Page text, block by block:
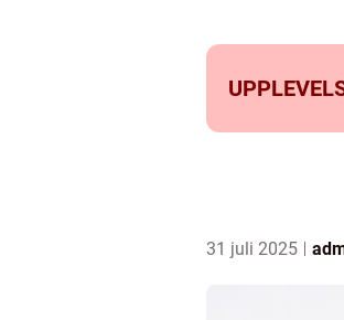
31 juli 2025